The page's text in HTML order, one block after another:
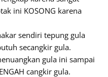
ini KOSONG karena
sendiri tepung gula
secangkir gula.
gula ini sampai
cangkir gula.